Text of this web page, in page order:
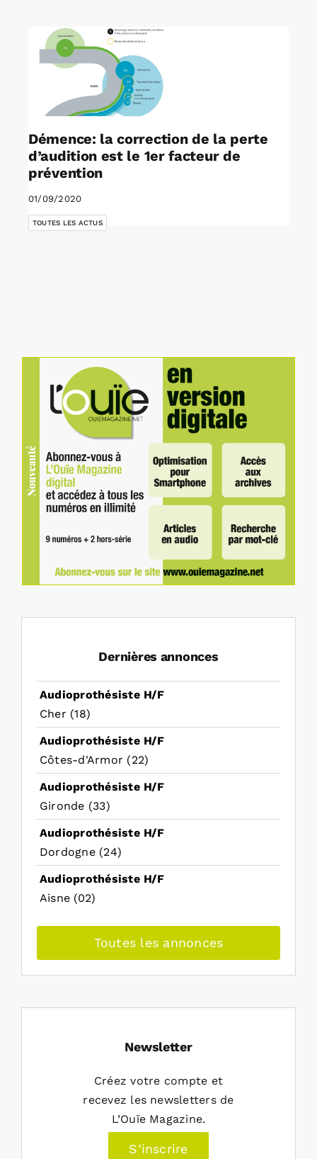
Rechercher:
Annonces emploi
Démence: la correction de la perte
d’audition est le 1er facteur de
prévention
01/09/2020
TOUTES LES ACTUS
Dernières annonces
Audioprothésiste H/F
Cher (18)
Audioprothésiste H/F
Côtes-d'Armor (22)
Audioprothésiste H/F
Gironde (33)
Audioprothésiste H/F
Dordogne (24)
Audioprothésiste H/F
Aisne (02)
Toutes les annonces
Newsletter
Créez votre compte et
recevez les newsletters de
L’Ouïe Magazine.
S’inscrire